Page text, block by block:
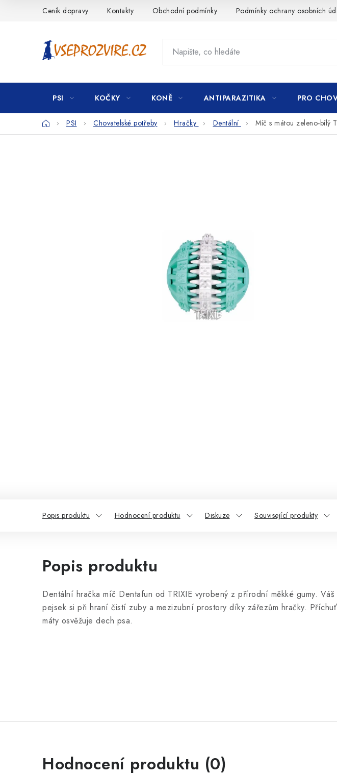
Ceník dopravy Kontakty Obchodní podmínky Podmínky ochrany osobních
PSI KOČKY KONĚ ANTIPARAZITIKA PRO
DomůPSI Chovatelské potřeby Hračky Dentální Míč s mátou zeleno-bílý
Popis produktu Hodnocení produktu Diskuze Související produkty
Popis produktu
Dentální hračka míč Dentafun od TRIXIE vyrobený z přírodní měkké gumy. Váš
pejsek si při hraní čistí zuby a mezizubní prostory díky zářezům hračky. Příchuť
máty osvěžuje dech psa.
Hodnocení produktu (0)